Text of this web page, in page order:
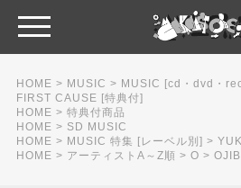
HOME > MUSIC > MUSIC [cd・dvd・
FIRST CAUSE [特典付]
HOME > 特典付商品
HOME > SD MUSIC
HOME > MUSIC 特集 [レーベル別] >
HOME > アーティストA～Z順 > O >